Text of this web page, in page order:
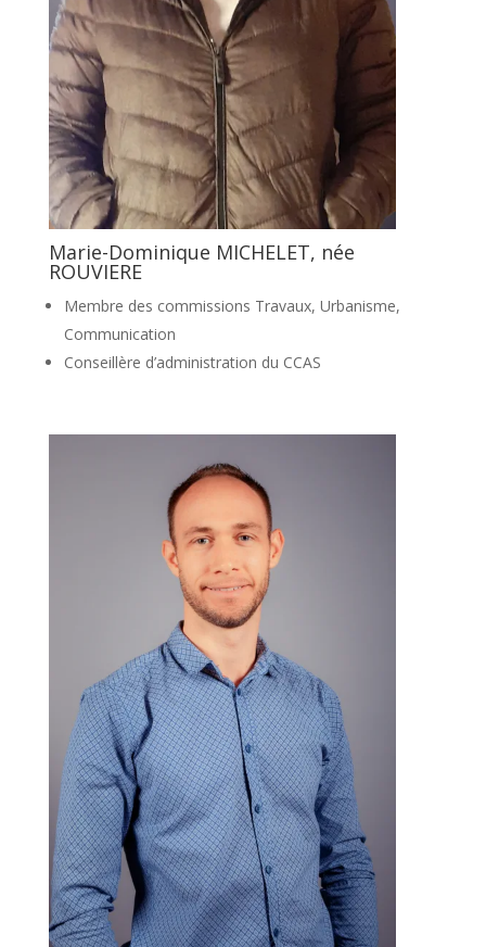
Marie-Dominique MICHELET, née
ROUVIERE
Membre des commissions Travaux, Urbanisme,
Communication
Conseillère d’administration du CCAS